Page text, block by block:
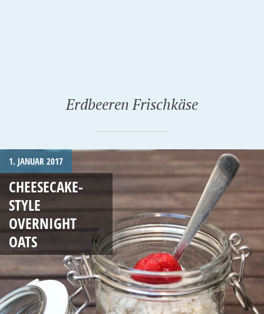
Erdbeeren Frischkäse
1. JANUAR 2017
CHEESECAKE-
STYLE
OVERNIGHT
OATS